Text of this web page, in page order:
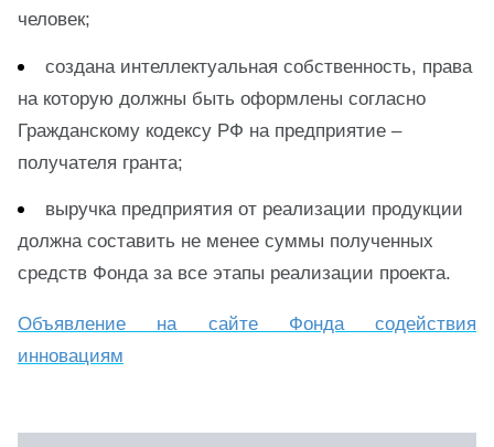
человек;
создана интеллектуальная собственность, права
на которую должны быть оформлены согласно
Гражданскому кодексу РФ на предприятие –
получателя гранта;
выручка предприятия от реализации продукции
должна составить не менее суммы полученных
средств Фонда за все этапы реализации проекта.
Объявление на сайте Фонда содействия
инновациям